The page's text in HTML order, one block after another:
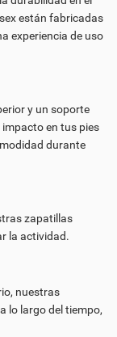
están fabricadas
experiencia de uso
y un soporte
en tus pies
durante
zapatillas
la actividad.
nuestras
lo largo del tiempo,